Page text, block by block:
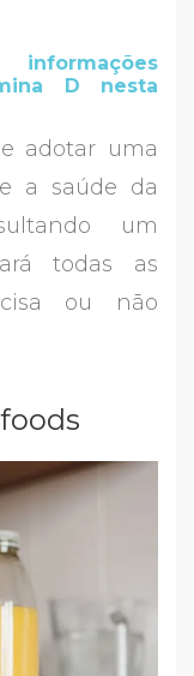
D nesta
adotar uma
a saúde da
um
todas as
ou não